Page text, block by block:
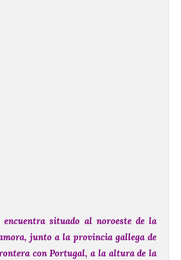
encuentra situado al noroeste de la
junto a la provincia gallega de
con Portugal, a la altura de la